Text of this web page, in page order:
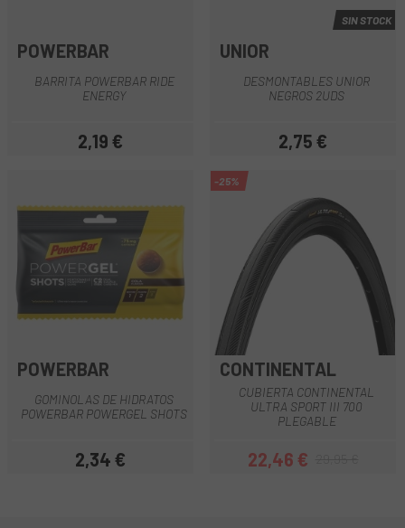
POWERBAR
BARRITA POWERBAR RIDE
ENERGY
Precio
2,19 €
SIN STOCK
UNIOR
DESMONTABLES UNIOR
NEGROS 2UDS
Precio
2,75 €
POWERBAR
GOMINOLAS DE HIDRATOS
POWERBAR POWERGEL SHOTS
Precio
2,34 €
-25%
CONTINENTAL
CUBIERTA CONTINENTAL
ULTRA SPORT III 700
PLEGABLE
Precio
22,46 €Precio regular